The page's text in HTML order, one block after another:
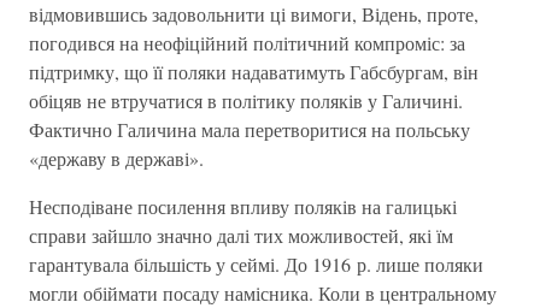
відмовившись задовольнити ці вимоги, Відень, проте,
погодився на неофіційний політичний компроміс: за
підтримку, що її поляки надаватимуть Габсбургам, він
обіцяв не втручатися в політику поляків у Галичині.
Фактично Галичина мала перетворитися на польську
«державу в державі».
Несподіване посилення впливу поляків на галицькі
справи зайшло значно далі тих можливостей, які їм
гарантувала більшість у сеймі. До 1916 р. лише поляки
могли обіймати посаду намісника. Коли в центральному